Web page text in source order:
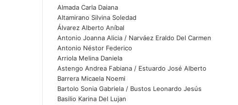
o
r
c
o
r
r
e
o
e
l
Almada Carla Daiana
Altamirano Silvina Soledad
Álvarez Alberto Aníbal
Antonio Joanna Alicia / Narváez Eraldo Del Carmen
Antonio Néstor Federico
Arriola Melina Daniela
Astengo Andrea Fabiana / Estuardo José Alberto
Barrera Micaela Noemi
Bartolo Sonia Gabriela / Bustos Leonardo Jesús
Basilio Karina Del Lujan